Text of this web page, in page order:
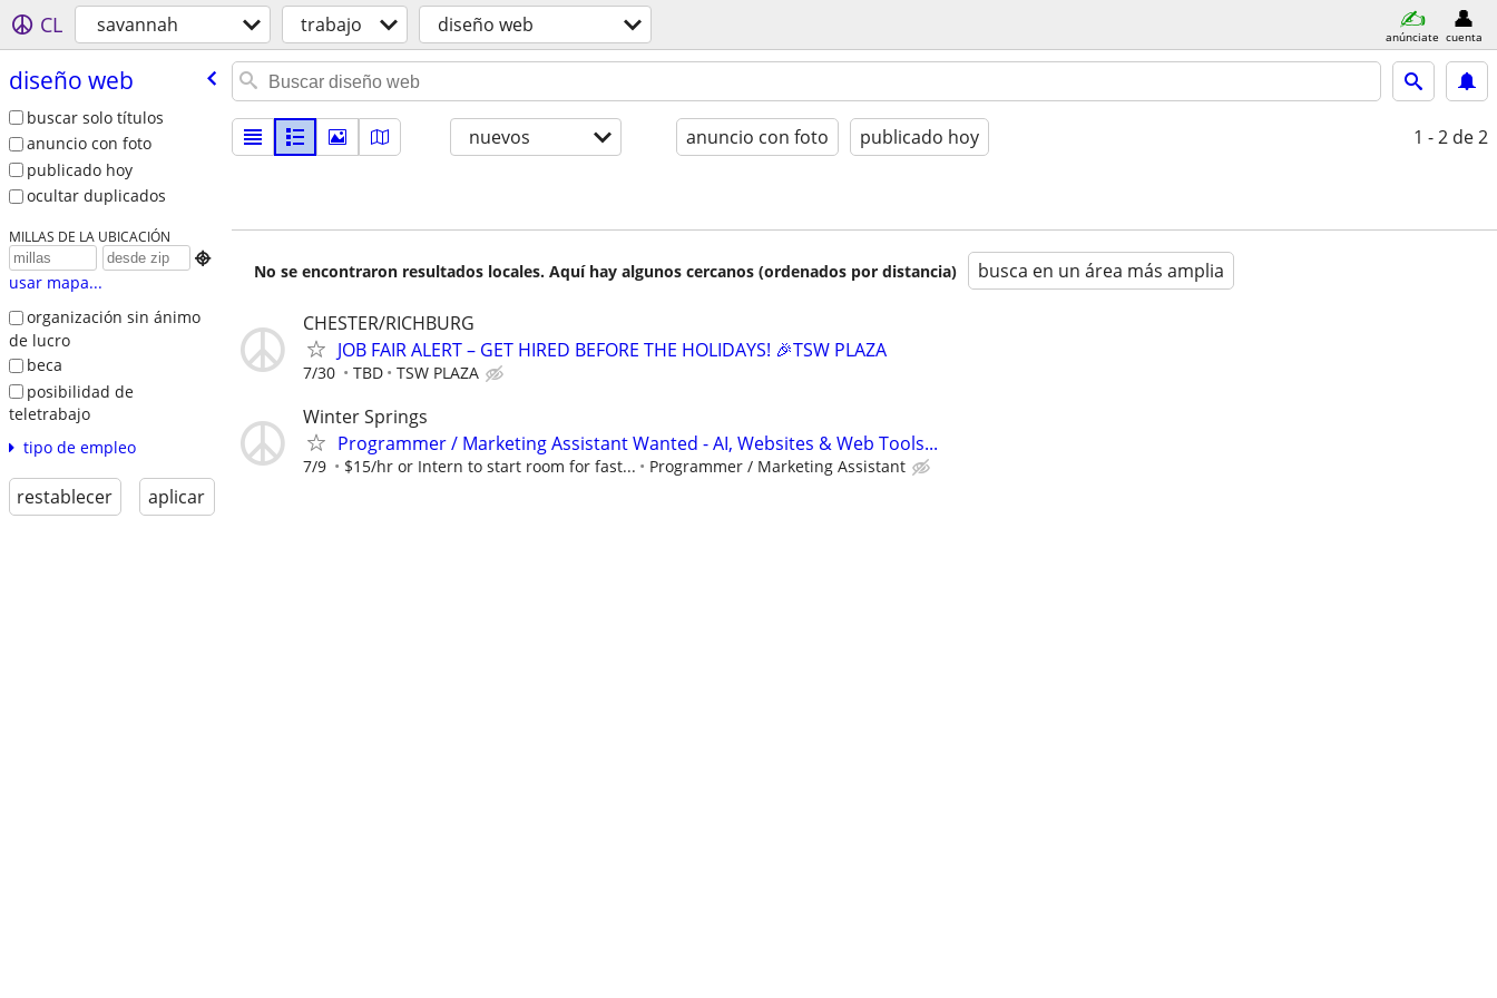
CL savannah trabajo diseño web anúnciate cuenta
diseño web
buscar solo títulos
anuncio con foto
publicado hoy
ocultar duplicados
MILLAS DE LA UBICACIÓN

usar mapa...
organización sin ánimo
de lucro
beca
posibilidad de
teletrabajo
tipo de empleo
restablecer aplicar
nuevos anuncio con foto publicado hoy 1 - 2 de 2
No se encontraron resultados locales. Aquí hay algunos cercanos (ordenados por distancia) busca en un área más amplia
CHESTER/RICHBURG
JOB FAIR ALERT – GET HIRED BEFORE THE HOLIDAYS! 🎉TSW PLAZA
7/30 TBD TSW PLAZA
Winter Springs
Programmer / Marketing Assistant Wanted - AI, Websites & Web Tools...
7/9 $15/hr or Intern to start room for fast... Programmer / Marketing Assistant